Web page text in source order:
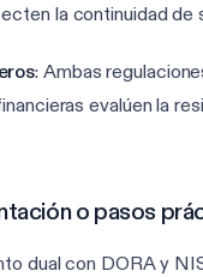
la continuidad de
: Ambas
evalúen la
o pasos
dual con DORA y